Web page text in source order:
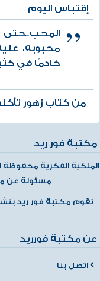
إقتباس اليوم
محبوبه،
خادمًا في
من كتاب زهور
مكتبة فور ريد
الملكية الفكرية محفوظة
مسئولة عن
تقوم مكتبة فور ريد
عن مكتبة فورريد
اتصل بنا